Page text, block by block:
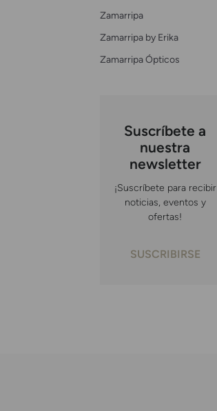
Zamarripa
Zamarripa by Erika
Zamarripa Ópticos
Suscríbete a
nuestra
newsletter
¡Suscríbete para recibir
noticias, eventos y
ofertas!
SUSCRIBIRSE